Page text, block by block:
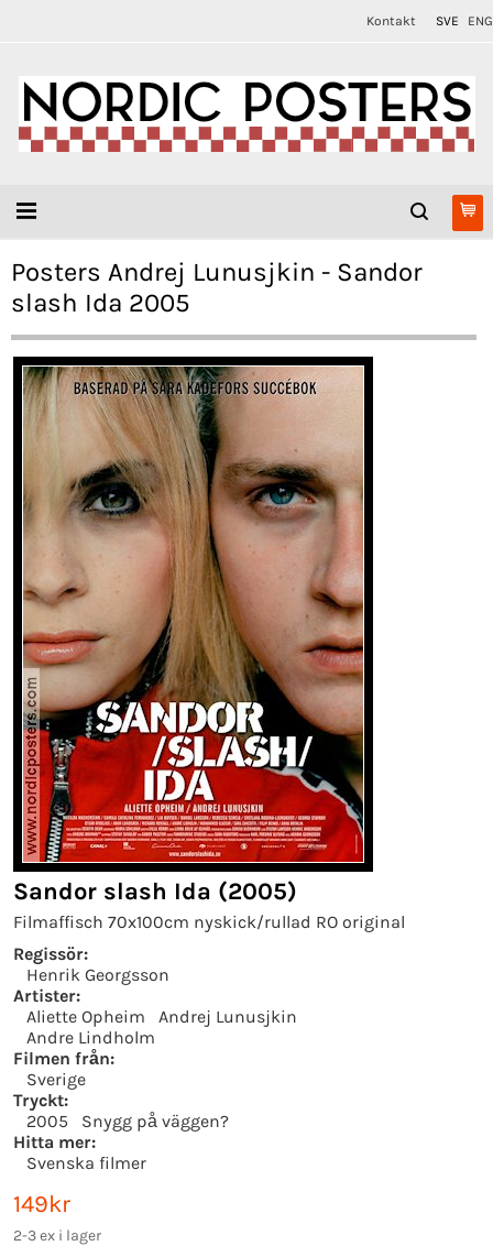
Kontakt SVE ENG
Posters Andrej Lunusjkin - Sandor
slash Ida 2005
Sandor slash Ida (2005)
Filmaffisch 70x100cm nyskick/rullad RO original
Regissör:
Henrik Georgsson
Artister:
Aliette Opheim
Andrej Lunusjkin
Andre Lindholm
Filmen från:
Sverige
Tryckt:
2005
Snygg på väggen?
Hitta mer:
Svenska filmer
149kr
2-3 ex i lager